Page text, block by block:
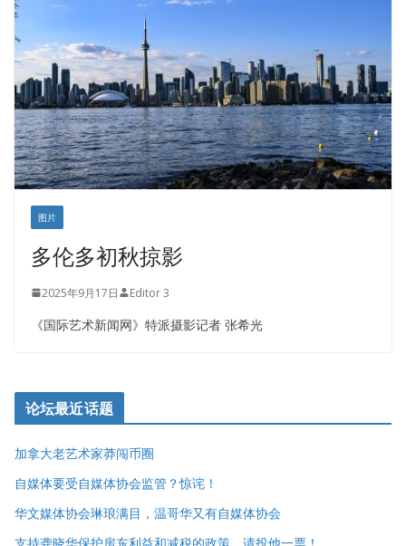
正点印艺设计
图片
多伦多初秋掠影
2025年9月17日 Editor 3
《国际艺术新闻网》特派摄影记者 张希光
论坛最近话题
加拿大老艺术家莽闯币圈
自媒体要受自媒体协会监管？惊诧！
华文媒体协会琳琅满目，温哥华又有自媒体协会